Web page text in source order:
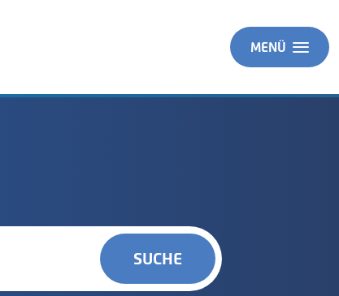
MENÜ
SUCHE